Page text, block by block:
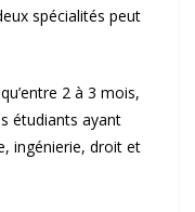
spécialités peut
2 à 3 mois,
étudiants ayant
ingénierie, droit et